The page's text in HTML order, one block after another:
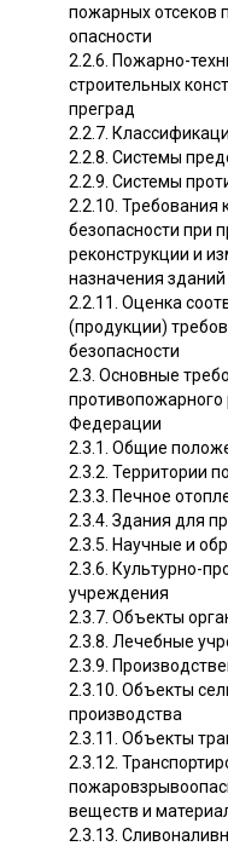
пожарных отсеков
опасности
2.2.6. Пожарно-
строительных
преград
2.2.7.
2.2.8. Системы
2.2.9. Системы
2.2.10. Требования
безопасности при
реконструкции и
назначения
2.2.11. Оценка
(продукции)
безопасности
2.3. Основные
Федерации
2.3.1. Общие
2.3.2. Территории
2.3.3. Печное
2.3.4. Здания для
2.3.5. Научные и
2.3.6. Культурно-
учреждения
2.3.7. Объекты
2.3.8. Лечебные
2.3.9.
2.3.10. Объекты
производства
2.3.11. Объекты
2.3.12.
веществ и
2.3.13.